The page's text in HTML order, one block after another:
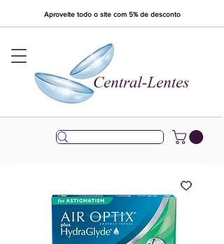
Aproveite todo o site com 5% de desconto